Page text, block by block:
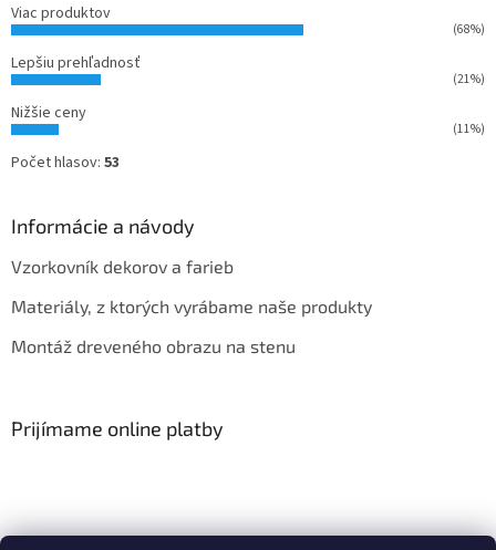
Viac produktov
(68%)
Lepšiu prehľadnosť
(21%)
Nižšie ceny
(11%)
Počet hlasov: 53
Informácie a návody
Vzorkovník dekorov a farieb
Materiály, z ktorých vyrábame naše produkty
Montáž dreveného obrazu na stenu
Prijímame online platby